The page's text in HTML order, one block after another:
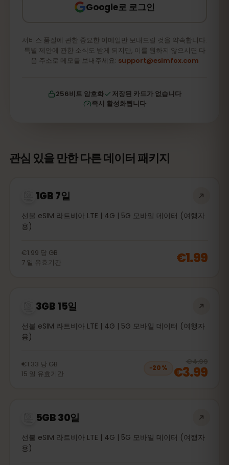
Google로 로그인
서비스 품질에 관한 중요한 이메일만 보내드릴 것을 약속합니다.
특별 제안에 관한 소식도 받게 되지만, 이를 원하지 않으시면 다
음 주소로 메모를 보내주세요: support@esimfox.com
256비트 암호화
저장된 카드가 없습니다
즉시 활성화됩니다
관심 있을 만한 다른 데이터 패키지
1GB 7일
선불 eSIM 라트비아 LTE | 4G | 5G 모바일 데이터 (여행자
용)
€1.99 당 GB
7 일 유효기간 €1.99
3GB 15일
선불 eSIM 라트비아 LTE | 4G | 5G 모바일 데이터 (여행자
용)
€1.33 당 GB
15 일 유효기간
−20%
€4.99
€3.99
5GB 30일
선불 eSIM 라트비아 LTE | 4G | 5G 모바일 데이터 (여행자
용)